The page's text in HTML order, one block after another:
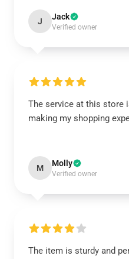
J Jack
Verified owner
The service at this store
making my shopping
M Molly
Verified owner
The item is sturdy and